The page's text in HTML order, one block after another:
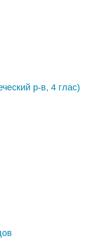
р-в, 4 глас)